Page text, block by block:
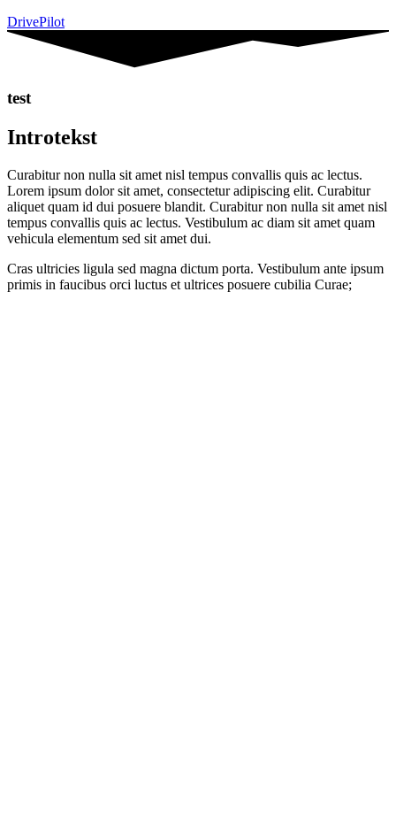
DrivePilot
test
Introtekst
Curabitur non nulla sit amet nisl tempus convallis quis ac lectus.
Lorem ipsum dolor sit amet, consectetur adipiscing elit. Curabitur
aliquet quam id dui posuere blandit. Curabitur non nulla sit amet nisl
tempus convallis quis ac lectus. Vestibulum ac diam sit amet quam
vehicula elementum sed sit amet dui.
Cras ultricies ligula sed magna dictum porta. Vestibulum ante ipsum
primis in faucibus orci luctus et ultrices posuere cubilia Curae;